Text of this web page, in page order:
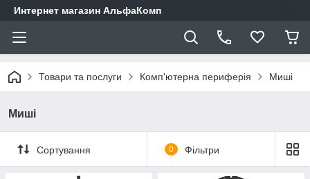
Интернет магазин АльфаКомп
Товари та послуги Комп'ютерна периферія Миші
Миші
Сортування 0 Фільтри